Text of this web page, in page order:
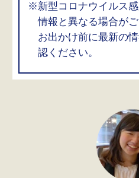
※新型コロナウイルス
情報と異なる場合が
お出かけ前に最新の
認ください。